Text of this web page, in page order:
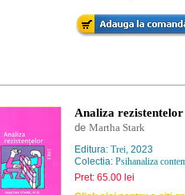
Analiza rezistentelor
de Martha Stark
Editura: Trei, 2023
Colectia: Psihanaliza
Pret: 65.00 lei